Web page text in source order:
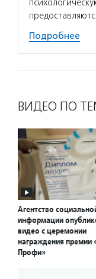
Подробнее
ВИДЕО ПО
Агентство
информации
видео с церемонии
награждения премии
Профи»